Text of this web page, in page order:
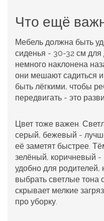
Что ещё
Мебель должна быть
сиденья - 30-32 см для
немного наклонена
они мешают садиться
быть лёгкими, чтобы
передвигать - это
Цвет тоже важен.
серый, бежевый -
её заметят быстрее.
зелёный, коричневый -
удобно для
выбрать светлые тона
скрывает мелкие
про уборку.